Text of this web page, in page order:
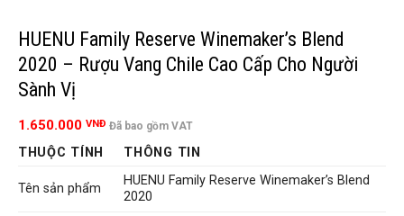
HUENU Family Reserve Winemaker’s Blend
2020 – Rượu Vang Chile Cao Cấp Cho Người
Sành Vị
1.650.000 VNĐ Đã bao gồm VAT
THUỘC TÍNH THÔNG TIN
Tên sản phẩm
HUENU Family Reserve Winemaker’s Blend
2020